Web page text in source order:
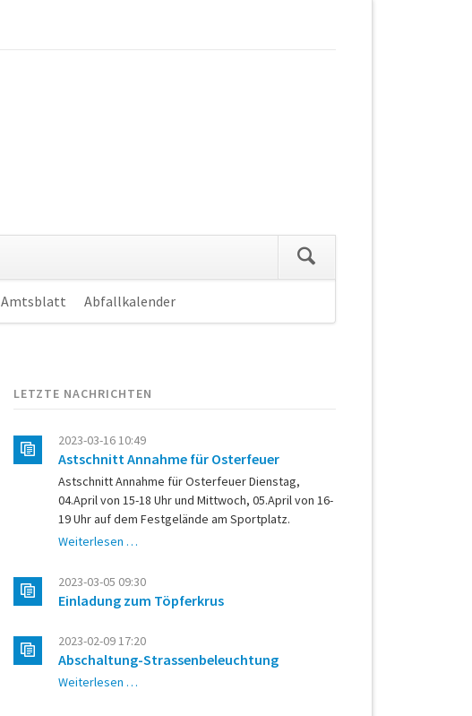
überspringen
Amtsblatt Abfallkalender
LETZTE NACHRICHTEN
2023-03-16 10:49
Astschnitt Annahme für Osterfeuer
Astschnitt Annahme für Osterfeuer Dienstag,
04.April von 15-18 Uhr und Mittwoch, 05.April von 16-
19 Uhr auf dem Festgelände am Sportplatz.
Weiterlesen …
für
Osterfeuer
2023-03-05 09:30
Einladung zum Töpferkrus
2023-02-09 17:20
Abschaltung-Strassenbeleuchtung
Weiterlesen …